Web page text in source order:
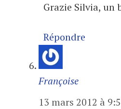
Grazie Silvia, un
Répondre
Françoise
13 mars 2012 à